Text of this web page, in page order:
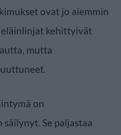
ovat jo aiemmin
kehittyivät
mutta
on
Se paljastaa